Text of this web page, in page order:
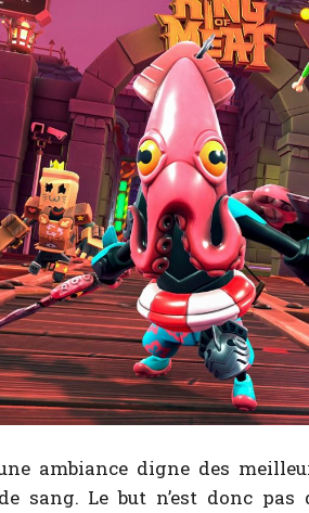
ambiance digne des
sang. Le but n’est donc